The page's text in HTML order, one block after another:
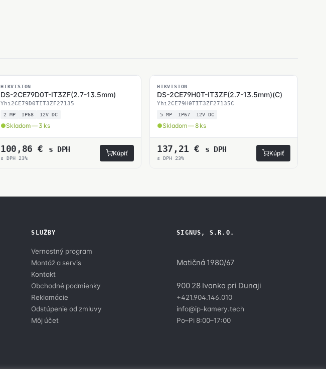
SKLADOM
HIKVISION
DS-2CE79D0T-IT3ZF(2.7-13.5mm)
Yhi2CE79D0TIT3ZF27135
2 MP IP68 12V DC
Skladom — 3 ks
100,86€ s DPH
s DPH 23%
Kúpiť
SKLADOM
HIKVISION
DS-2CE79H0T-IT3ZF(2.7-13.5mm)(C)
Yhi2CE79H0TIT3ZF27135C
5 MP IP67 12V DC
Skladom — 8 ks
137,21€ s DPH
s DPH 23%
Kúpiť
SLUŽBY
Vernostný program
Montáž a servis
Kontakt
Obchodné podmienky
Reklamácie
Odstúpenie od zmluvy
Môj účet
SIGNUS, S.R.O.
Matičná 1980/67
900 28 Ivanka pri Dunaji
+421.904.146.010
info@ip-kamery.tech
Po–Pi 8:00–17:00